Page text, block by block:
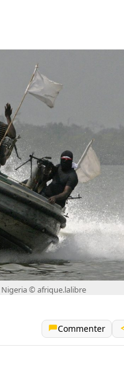
© afrique.lalibre
Commenter